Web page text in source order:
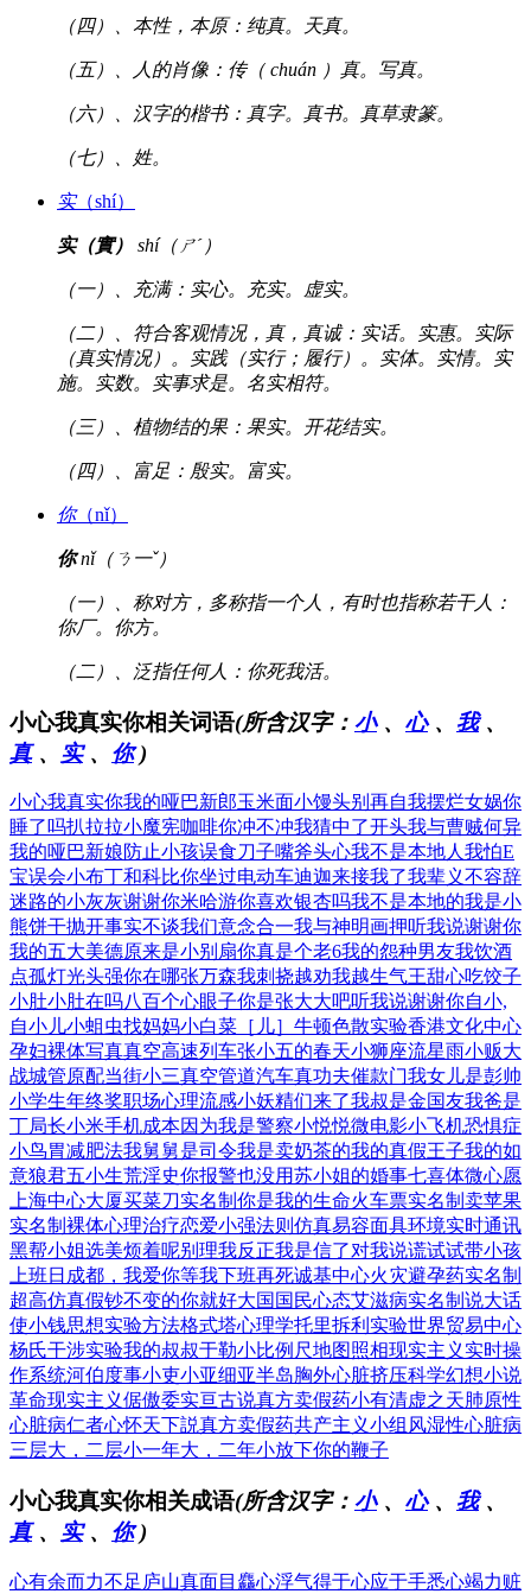
（四）、本性，本原：纯真。天真。
（五）、人的肖像：传（ chuán ）真。写真。
（六）、汉字的楷书：真字。真书。真草隶篆。
（七）、姓。
实（shí）
实（實） shí（ㄕˊ）
（一）、充满：实心。充实。虚实。
（二）、符合客观情况，真，真诚：实话。实惠。实际
（真实情况）。实践（实行；履行）。实体。实情。实
施。实数。实事求是。名实相符。
（三）、植物结的果：果实。开花结实。
（四）、富足：殷实。富实。
你（nǐ）
你nǐ（ㄋ一ˇ）
（一）、称对方，多称指一个人，有时也指称若干人：
你厂。你方。
（二）、泛指任何人：你死我活。
小心我真实你相关词语(所含汉字： 小、 心、 我、
真、 实、 你)
小心我真实你我的哑巴新郎玉米面小馒头别再自我摆烂女娲你
睡了吗扒拉拉小魔宪咖啡你冲不冲我猜中了开头我与曹贼何异
我的哑巴新娘防止小孩误食刀子嘴斧头心我不是本地人 我怕E
宝误会小布丁和科比你坐过电动车迪迦来接我了我辈义不容辞
迷路的小灰灰谢谢你米哈游你喜欢银杏吗我不是本地的我是小
熊饼干抛开事实不谈我们意念合一我与神明画押听我说谢谢你
我的五大美德原来是小别扇你真是个老6我的怨种男友我饮酒
点孤灯光头强你在哪张万森我刺挠越劝我越生气王甜心吃饺子
小肚小肚在吗八百个心眼子你是张大大吧听我说谢谢你自小,
自小儿小蛆虫找妈妈小白菜［儿］ 牛顿色散实验香港文化中心
孕妇裸体写真真空高速列车张小五的春天小狮座流星雨小贩大
战城管原配当街小三真空管道汽车真功夫催款门我女儿是彭帅
小学生年终奖职场心理流感小妖精们来了我叔是金国友我爸是
丁局长小米手机成本因为我是警察小悦悦微电影小飞机恐惧症
小鸟胃减肥法我舅舅是司令我是卖奶茶的我的真假王子我的如
意狼君五小生荒淫史你报警也没用苏小姐的婚事七喜体微心愿
上海中心大厦买菜刀实名制 你是我的生命火车票实名制 卖苹果
实名制 裸体心理治疗恋爱小强法则 仿真易容面具环境实时通讯
黑帮小姐选美烦着呢别理我反正我是信了对我说谎试试带小孩
上班日 成都，我爱你等我下班再死诚基中心火灾避孕药实名制
超高仿真假钞不变的你就好大国国民心态艾滋病实名制 说大话
使小钱思想实验方法格式塔心理学托里拆利实验世界贸易中心
杨氏干涉实验我的叔叔于勒小比例尺地图照相现实主义 实时操
作系统河伯度事小吏小亚细亚半岛胸外心脏挤压科学幻想小说
革命现实主义倨傲委实亘古说真方卖假药小有清虚之天肺原性
心脏病仁者心怀天下説真方卖假药共产主义小组 风湿性心脏病
三层大，二层小一年大，二年小放下你的鞭子
小心我真实你相关成语(所含汉字： 小、 心、 我、
真、 实、 你)
心有余而力不足 庐山真面目 麤心浮气得于心应于手悉心竭力赃